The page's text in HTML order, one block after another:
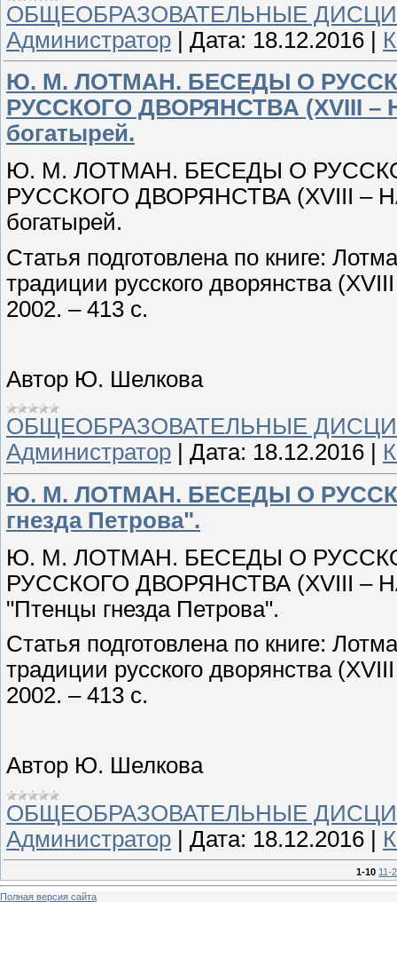
ОБЩЕОБРАЗОВАТЕЛЬНЫЕ
Администратор
Дата: 18.12.2016
Ю. М. ЛОТМАН. БЕСЕДЫ О
РУССКОГО ДВОРЯНСТВА (XVIII –
богатырей.
Ю. М. ЛОТМАН. БЕСЕДЫ О
РУССКОГО ДВОРЯНСТВА (XVIII –
богатырей.
Статья подготовлена по книге:
традиции русского дворянства
2002. – 413 с.
Автор Ю. Шелкова
ОБЩЕОБРАЗОВАТЕЛЬНЫЕ
Администратор
Дата: 18.12.2016
Ю. М. ЛОТМАН. БЕСЕДЫ О
гнезда Петрова".
Ю. М. ЛОТМАН. БЕСЕДЫ О
РУССКОГО ДВОРЯНСТВА (XVIII –
"Птенцы гнезда Петрова".
Статья подготовлена по книге:
традиции русского дворянства
2002. – 413 с.
Автор Ю. Шелкова
ОБЩЕОБРАЗОВАТЕЛЬНЫЕ
Администратор
Дата: 18.12.2016
1-10 11-
Полная версия сайта